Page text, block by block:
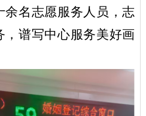
余名志愿服务人员，志
，谱写中心服务美好画